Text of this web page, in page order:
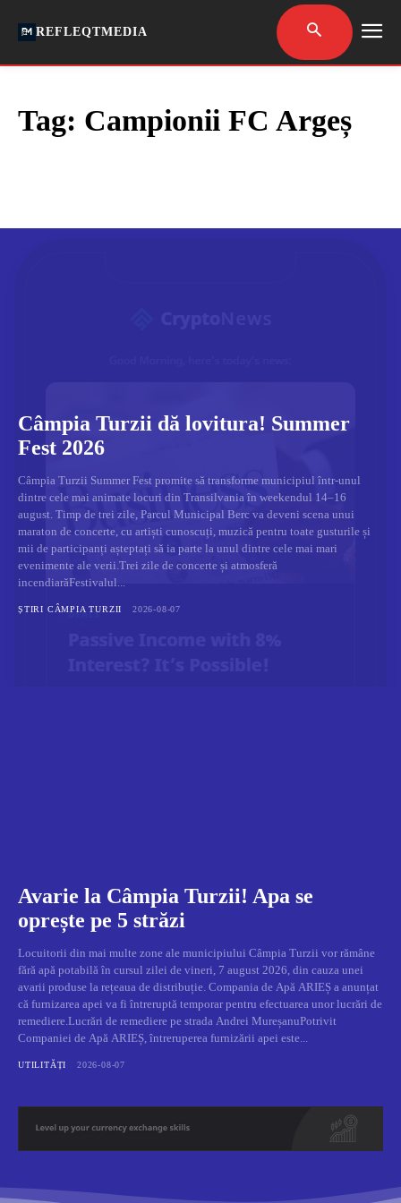
REFLEQTMEDIA
Tag: Campionii FC Argeș
Câmpia Turzii dă lovitura! Summer
Fest 2026
Câmpia Turzii Summer Fest promite să transforme municipiul într-unul
dintre cele mai animate locuri din Transilvania în weekendul 14–16
august. Timp de trei zile, Parcul Municipal Berc va deveni scena unui
maraton de concerte, cu artiști cunoscuți, muzică pentru toate gusturile și
mii de participanți așteptați să ia parte la unul dintre cele mai mari
evenimente ale verii.Trei zile de concerte și atmosferă
incendiarăFestivalul...
ȘTIRI CÂMPIA TURZII 2026-08-07
Avarie la Câmpia Turzii! Apa se
oprește pe 5 străzi
Locuitorii din mai multe zone ale municipiului Câmpia Turzii vor rămâne
fără apă potabilă în cursul zilei de vineri, 7 august 2026, din cauza unei
avarii produse la rețeaua de distribuție. Compania de Apă ARIEȘ a anunțat
că furnizarea apei va fi întreruptă temporar pentru efectuarea unor lucrări de
remediere.Lucrări de remediere pe strada Andrei MureșanuPotrivit
Companiei de Apă ARIEȘ, întreruperea furnizării apei este...
UTILITĂȚI 2026-08-07